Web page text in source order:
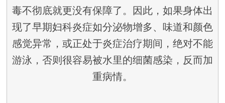
毒不彻底就更没有保障了。因此，如果身体出
现了早期妇科炎症如分泌物增多、味道和颜色
感觉异常，或正处于炎症治疗期间，绝对不能
游泳，否则很容易被水里的细菌感染，反而加
重病情。